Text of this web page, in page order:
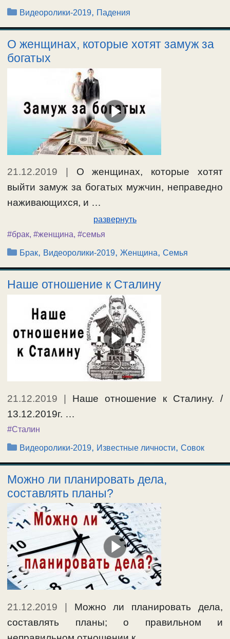
Рубрики
Видеоролики-2019, Падения
О женщинах, которые хотят замуж за
богатых
21.12.2019
О женщинах, которые хотят
выйти замуж за богатых мужчин, неправедно
наживающихся, и …
развернуть
#брак, #женщина, #семья
Рубрики
Брак, Видеоролики-2019,Женщина,Семья
Наше отношение к Сталину
21.12.2019 | Наше отношение к Сталину. /
13.12.2019г. …
#Сталин
Рубрики
Видеоролики-2019, Известные личности,Совок
Можно ли планировать дела,
составлять планы?
21.12.2019 | Можно ли планировать дела,
составлять планы; о правильном и